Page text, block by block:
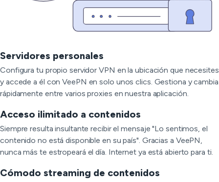
Servidores personales
Configura tu propio servidor VPN en la ubicación que necesites
y accede a él con VeePN en solo unos clics. Gestiona y cambia
rápidamente entre varios proxies en nuestra aplicación.
Acceso ilimitado a contenidos
Siempre resulta insultante recibir el mensaje "Lo sentimos, el
contenido no está disponible en su país". Gracias a VeePN,
nunca más te estropeará el día. Internet ya está abierto para ti.
Cómodo streaming de contenidos